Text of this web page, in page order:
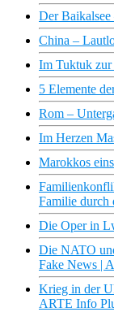
Der
China –
Im Tuktuk
5 Elemente
Rom –
Im Herzen
Marokkos
Familie durch
Die Oper in
Die NATO
Fake News |
Krieg in der
ARTE Info